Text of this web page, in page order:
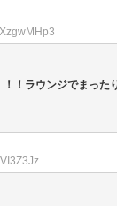
！ラウンジでまった